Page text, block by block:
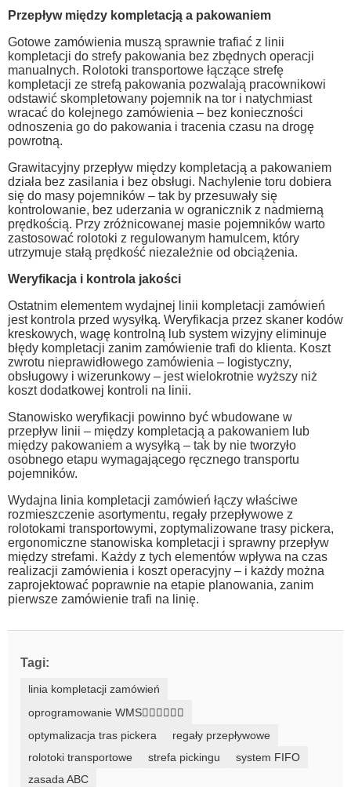
Przepływ między kompletacją a pakowaniem
Gotowe zamówienia muszą sprawnie trafiać z linii
kompletacji do strefy pakowania bez zbędnych operacji
manualnych. Rolotoki transportowe łączące strefę
kompletacji ze strefą pakowania pozwalają pracownikowi
odstawić skompletowany pojemnik na tor i natychmiast
wracać do kolejnego zamówienia – bez konieczności
odnoszenia go do pakowania i tracenia czasu na drogę
powrotną.
Grawitacyjny przepływ między kompletacją a pakowaniem
działa bez zasilania i bez obsługi. Nachylenie toru dobiera
się do masy pojemników – tak by przesuwały się
kontrolowanie, bez uderzania w ogranicznik z nadmierną
prędkością. Przy zróżnicowanej masie pojemników warto
zastosować rolotoki z regulowanym hamulcem, który
utrzymuje stałą prędkość niezależnie od obciążenia.
Weryfikacja i kontrola jakości
Ostatnim elementem wydajnej linii kompletacji zamówień
jest kontrola przed wysyłką. Weryfikacja przez skaner kodów
kreskowych, wagę kontrolną lub system wizyjny eliminuje
błędy kompletacji zanim zamówienie trafi do klienta. Koszt
zwrotu nieprawidłowego zamówienia – logistyczny,
obsługowy i wizerunkowy – jest wielokrotnie wyższy niż
koszt dodatkowej kontroli na linii.
Stanowisko weryfikacji powinno być wbudowane w
przepływ linii – między kompletacją a pakowaniem lub
między pakowaniem a wysyłką – tak by nie tworzyło
osobnego etapu wymagającego ręcznego transportu
pojemników.
Wydajna linia kompletacji zamówień łączy właściwe
rozmieszczenie asortymentu, regały przepływowe z
rolotokami transportowymi, zoptymalizowane trasy pickera,
ergonomiczne stanowiska kompletacji i sprawny przepływ
między strefami. Każdy z tych elementów wpływa na czas
realizacji zamówienia i koszt operacyjny – i każdy można
zaprojektować poprawnie na etapie planowania, zanim
pierwsze zamówienie trafi na linię.
Tagi:
linia kompletacji zamówień
oprogramowanie WMS
optymalizacja tras pickera
regały przepływowe
rolotoki transportowe
strefa pickingu
system FIFO
zasada ABC